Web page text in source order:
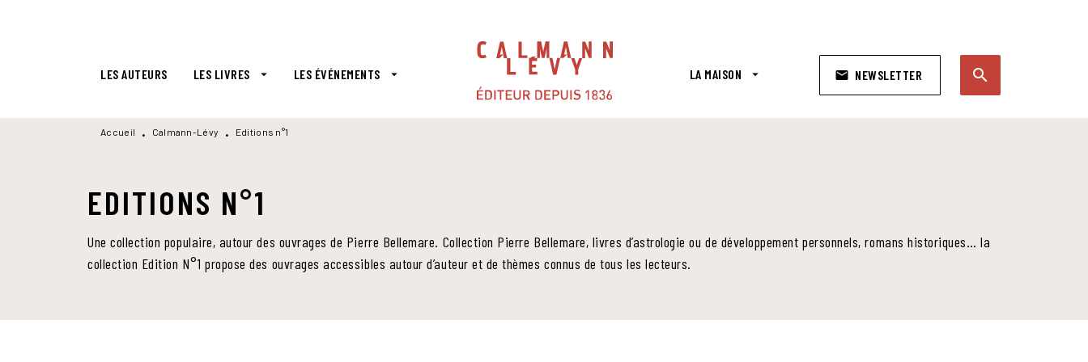
email NEWSLETTER search
LES AUTEURS LES LIVRES arrow_drop_down LES ÉVÉNEMENTS arrow_drop_down LA MAISON arrow_drop_down search
Accueil • Calmann-Lévy • Editions n°1
EDITIONS N°1
Une collection populaire, autour des ouvrages de Pierre Bellemare. Collection Pierre Bellemare, livres d’astrologie ou de développement personnels, romans historiques… la
collection Edition N°1 propose des ouvrages accessibles autour d’auteur et de thèmes connus de tous les lecteurs.